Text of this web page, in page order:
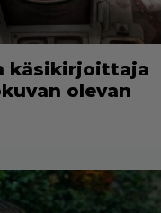
käsikirjoittaja
olevan